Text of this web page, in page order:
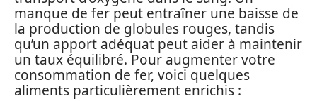
manque de fer peut entraîner une baisse de
la production de globules rouges, tandis
qu’un apport adéquat peut aider à maintenir
un taux équilibré. Pour augmenter votre
consommation de fer, voici quelques
aliments particulièrement enrichis :